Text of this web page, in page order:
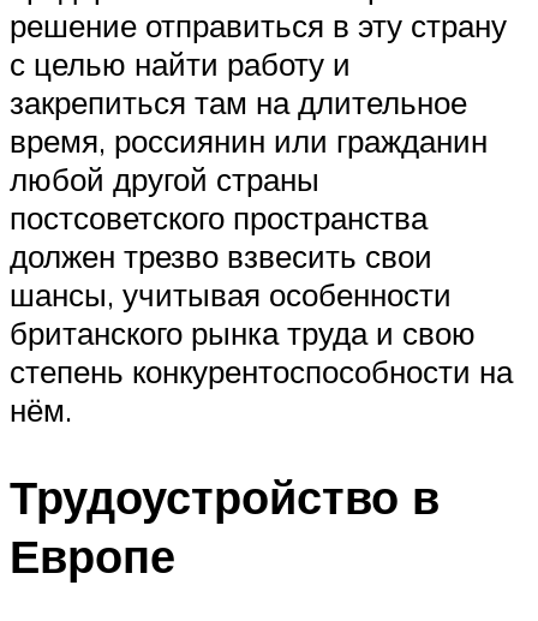
решение отправиться в эту страну
с целью найти работу и
закрепиться там на длительное
время, россиянин или гражданин
любой другой страны
постсоветского пространства
должен трезво взвесить свои
шансы, учитывая особенности
британского рынка труда и свою
степень конкурентоспособности на
нём.
Трудоустройство в
Европе